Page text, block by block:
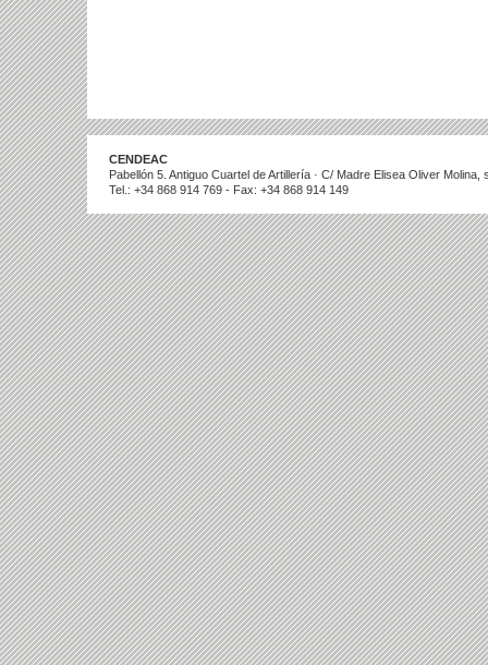
CENDEAC
Pabellón 5. Antiguo Cuartel de Artillería · C/ Madre Elisea Oliver
Tel.: +34 868 914 769 - Fax: +34 868 914 149